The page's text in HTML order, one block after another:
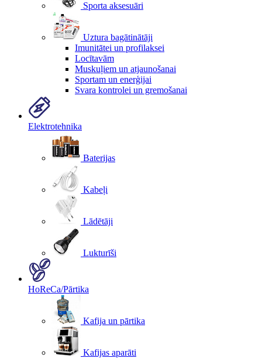
Sporta aksesuāri
Uztura bagātinātāji
Imunitātei un profilaksei
Locītavām
Muskuļiem un atjaunošanai
Sportam un enerģijai
Svara kontrolei un gremošanai
Elektrotehnika
Baterijas
Kabeļi
Lādētāji
Lukturīši
HoReCa/Pārtika
Kafija un pārtika
Kafijas aparāti